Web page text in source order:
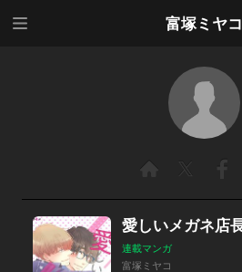
富塚ミヤコ
連載マンガ
富塚ミヤコ